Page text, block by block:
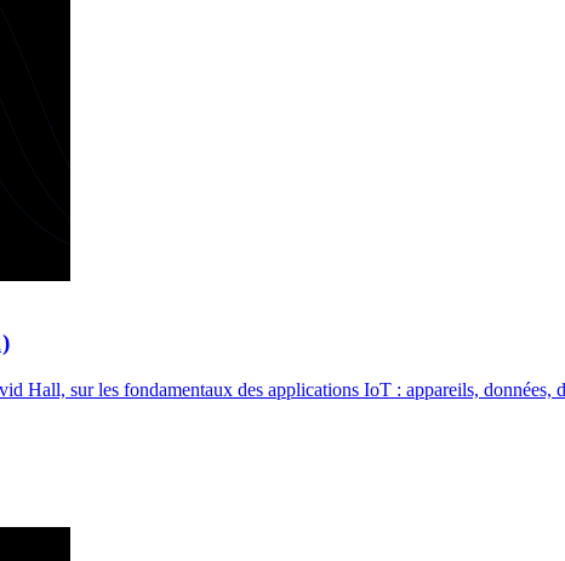
Hall, sur les fondamentaux des applications IoT : appareils, données,